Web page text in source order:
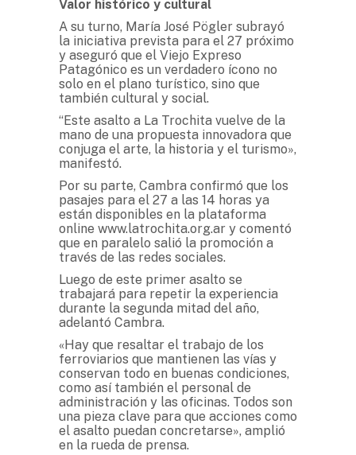
Valor histórico y cultural
A su turno, María José Pögler subrayó
la iniciativa prevista para el 27 próximo
y aseguró que el Viejo Expreso
Patagónico es un verdadero ícono no
solo en el plano turístico, sino que
también cultural y social.
“Este asalto a La Trochita vuelve de la
mano de una propuesta innovadora que
conjuga el arte, la historia y el turismo»,
manifestó.
Por su parte, Cambra confirmó que los
pasajes para el 27 a las 14 horas ya
están disponibles en la plataforma
online www.latrochita.org.ar y comentó
que en paralelo salió la promoción a
través de las redes sociales.
Luego de este primer asalto se
trabajará para repetir la experiencia
durante la segunda mitad del año,
adelantó Cambra.
«Hay que resaltar el trabajo de los
ferroviarios que mantienen las vías y
conservan todo en buenas condiciones,
como así también el personal de
administración y las oficinas. Todos son
una pieza clave para que acciones como
el asalto puedan concretarse», amplió
en la rueda de prensa.